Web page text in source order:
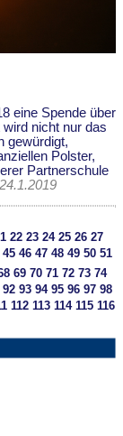
eine Spende über
nicht nur das
gewürdigt,
Polster,
Partnerschule
24.1.2019
22 23 24 25 26 27
45 46 47 48 49 50 51
69 70 71 72 73 74
92 93 94 95 96 97 98
112 113 114 115 116